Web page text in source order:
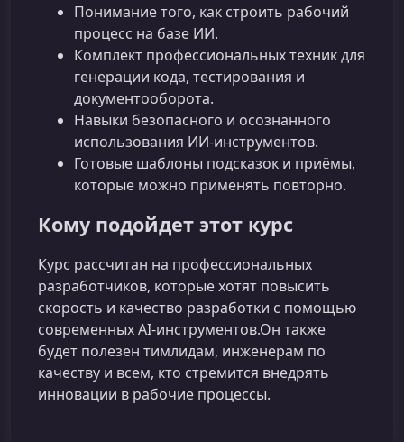
Понимание того, как строить рабочий
процесс на базе ИИ.
Комплект профессиональных техник для
генерации кода, тестирования и
документооборота.
Навыки безопасного и осознанного
использования ИИ-инструментов.
Готовые шаблоны подсказок и приёмы,
которые можно применять повторно.
Кому подойдет этот курс
Курс рассчитан на профессиональных
разработчиков, которые хотят повысить
скорость и качество разработки с помощью
современных AI‑инструментов.Он также
будет полезен тимлидам, инженерам по
качеству и всем, кто стремится внедрять
инновации в рабочие процессы.